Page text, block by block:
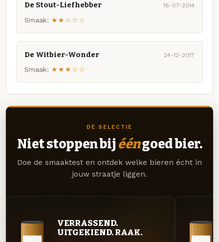
De Stout-Liefhebber 16-07-2014
Smaak: ★★☆☆☆
De Witbier-Wonder 24-12-2017
Smaak: ★★★☆☆
DE SELECTIE
Niet stoppen bij ééngoed bier.
Doe de smaaktest en ontdek welke bieren écht in
jouw straatje liggen.
VERRASSEND.
UITGEKIEND. RAAK.